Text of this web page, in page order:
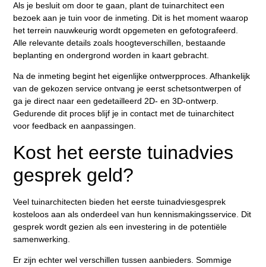
Als je besluit om door te gaan, plant de tuinarchitect een
bezoek aan je tuin voor de inmeting. Dit is het moment waarop
het terrein nauwkeurig wordt opgemeten en gefotografeerd.
Alle relevante details zoals hoogteverschillen, bestaande
beplanting en ondergrond worden in kaart gebracht.
Na de inmeting begint het eigenlijke ontwerpproces. Afhankelijk
van de gekozen service ontvang je eerst schetsontwerpen of
ga je direct naar een gedetailleerd 2D- en 3D-ontwerp.
Gedurende dit proces blijf je in contact met de tuinarchitect
voor feedback en aanpassingen.
Kost het eerste tuinadvies
gesprek geld?
Veel tuinarchitecten bieden het eerste tuinadviesgesprek
kosteloos aan als onderdeel van hun kennismakingsservice. Dit
gesprek wordt gezien als een investering in de potentiële
samenwerking.
Er zijn echter wel verschillen tussen aanbieders. Sommige